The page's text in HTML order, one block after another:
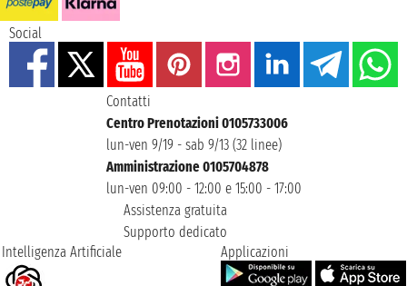
Social
Contatti
Centro Prenotazioni 0105733006
lun-ven 9/19 - sab 9/13 (32 linee)
Amministrazione 0105704878
lun-ven 09:00 - 12:00 e 15:00 - 17:00
Assistenza gratuita
Supporto dedicato
Intelligenza Artificiale
Applicazioni